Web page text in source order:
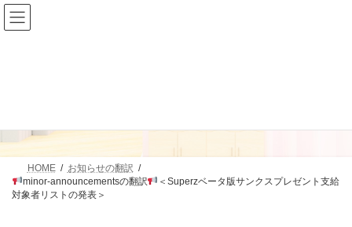
コ
ン
テ
プ
ナ
ビ
ゲ
動
HOME
お知らせの翻訳
minor-announcementsの翻訳
＜Superzベータ版サンクスプレゼント支給
対象者リストの発表＞